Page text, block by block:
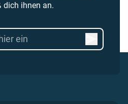
dich ihnen an.